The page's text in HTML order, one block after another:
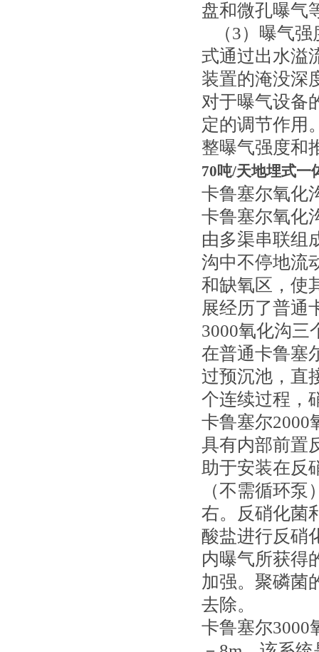
盘和微孔曝气
（3）曝气强
式通过出水溢
装置的淹没深
对于曝气设备
定的调节作用
整曝气强度和
70吨/天地埋式一
卡鲁塞尔氧化
卡鲁塞尔氧化
由多渠串联组
沟中不停地流
和缺氧区，使
展经历了普通
3000氧化沟三
在普通卡鲁塞
过预沉池，直
个连续过程，
卡鲁塞尔2000
具有内部前置
助于安装在反
（不需循环
右。反硝化菌
酸盐进行反硝
内曝气所获得
加强。聚磷菌
去除。
卡鲁塞尔3000